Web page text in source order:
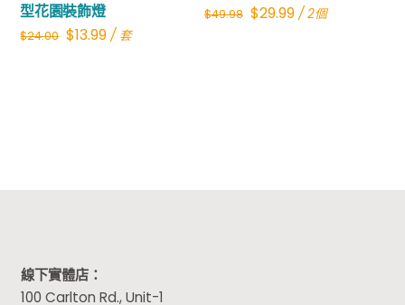
型花園裝飾燈
$24.00 Original
$13.99Current
/ 套
$49.98 Original
$29.99Current
/ 2個
線下實體店：
100 Carlton Rd., Unit-1